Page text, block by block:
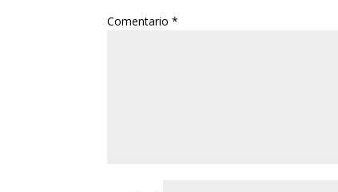
Comentario*